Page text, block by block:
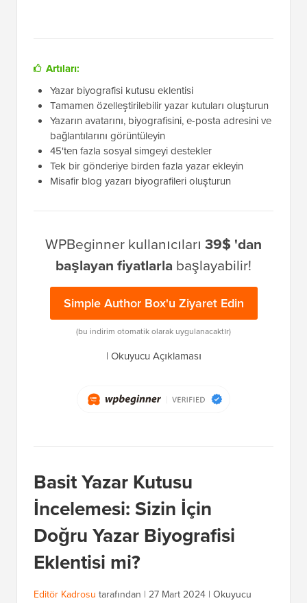
Artıları:
Yazar biyografisi kutusu eklentisi
Tamamen özelleştirilebilir yazar kutuları oluşturun
Yazarın avatarını, biyografisini, e-posta adresini ve
bağlantılarını görüntüleyin
45'ten fazla sosyal simgeyi destekler
Tek bir gönderiye birden fazla yazar ekleyin
Misafir blog yazarı biyografileri oluşturun
WPBeginner kullanıcıları 39$ 'dan
başlayan fiyatlarla başlayabilir!
Simple Author Box'u Ziyaret Edin
(bu indirim otomatik olarak uygulanacaktır)
| Okuyucu Açıklaması
Basit Yazar Kutusu
İncelemesi: Sizin İçin
Doğru Yazar Biyografisi
Eklentisi mi?
Editör Kadrosu tarafından | 27 Mart 2024 | Okuyucu